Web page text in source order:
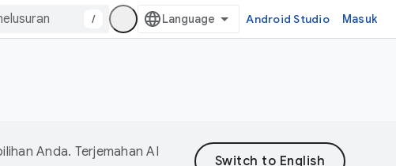
/ Android Studio Masuk
Anda. Terjemahan AI